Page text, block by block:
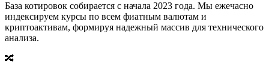
База котировок собирается с начала 2023 года. Мы ежечасно
индексируем курсы по всем фиатным валютам и
криптоактивам, формируя надежный массив для технического
анализа.
🔀